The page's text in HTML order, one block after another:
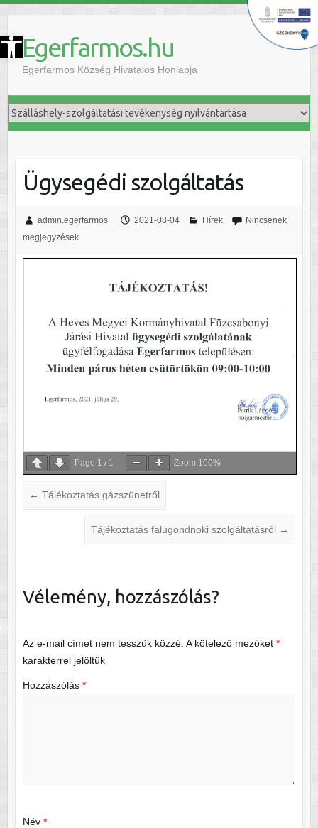
Eszköztár megnyitása Egerfarmos.hu
Egerfarmos Község Hivatalos Honlapja
Ügysegédi szolgáltatás
admin.egerfarmos 2021-08-04 Hírek
Nincsenek
megjegyzések
Page 1 / 1 Zoom 100%
← Tájékoztatás gázszünetről
Tájékoztatás falugondnoki szolgáltatásról →
Vélemény, hozzászólás?
Az e-mail címet nem tesszük közzé. A kötelező mezőket *
karakterrel jelöltük
Hozzászólás *
Név *